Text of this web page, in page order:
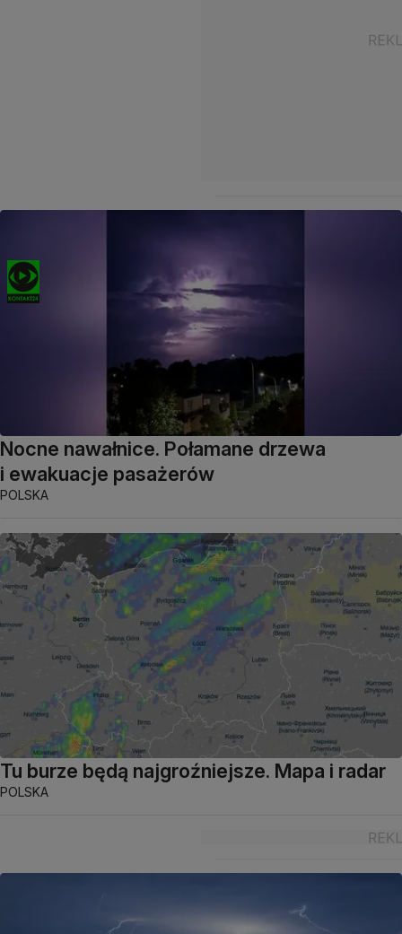
Nocne nawałnice. Połamane drzewa
i ewakuacje pasażerów
POLSKA
Tu burze będą najgroźniejsze. Mapa i radar
POLSKA